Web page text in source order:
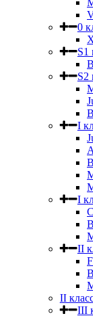
0
S1
S2
I
I
II
II
III